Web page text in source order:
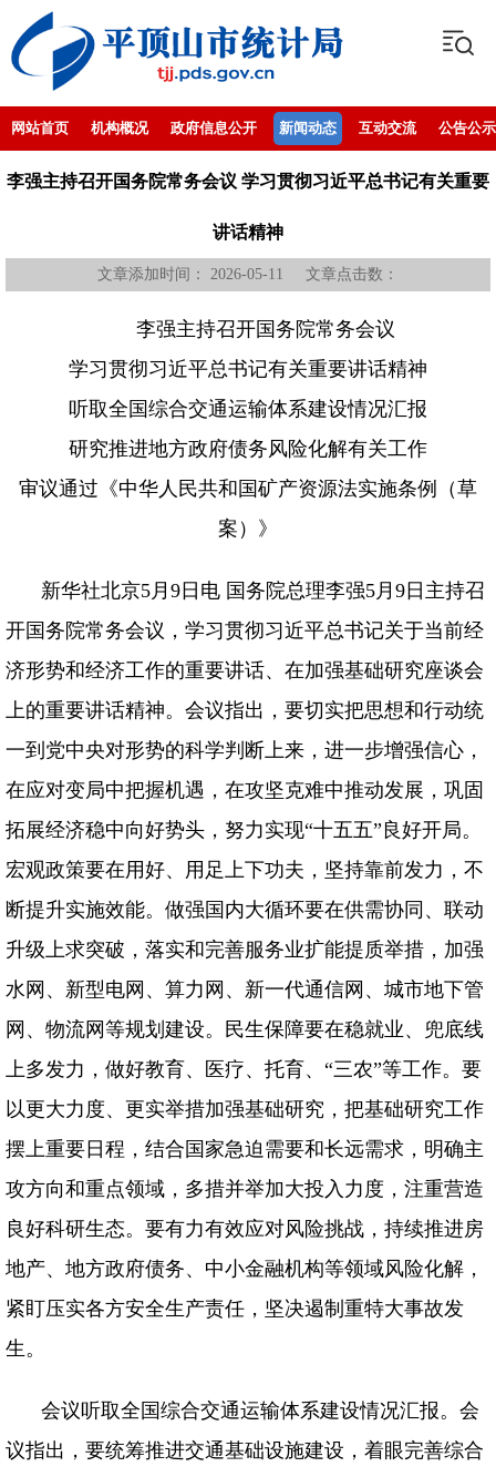
网站首页 机构概况 政府信息公开 新闻动态 互动交流 公告公示
李强主持召开国务院常务会议 学习贯彻习近平总书记有关重要
讲话精神
文章添加时间： 2026-05-11 文章点击数：
李强主持召开国务院常务会议
学习贯彻习近平总书记有关重要讲话精神
听取全国综合交通运输体系建设情况汇报
研究推进地方政府债务风险化解有关工作
审议通过《中华人民共和国矿产资源法实施条例（草
案）》
新华社北京5月9日电 国务院总理李强5月9日主持召
开国务院常务会议，学习贯彻习近平总书记关于当前经
济形势和经济工作的重要讲话、在加强基础研究座谈会
上的重要讲话精神。会议指出，要切实把思想和行动统
一到党中央对形势的科学判断上来，进一步增强信心，
在应对变局中把握机遇，在攻坚克难中推动发展，巩固
拓展经济稳中向好势头，努力实现“十五五”良好开局。
宏观政策要在用好、用足上下功夫，坚持靠前发力，不
断提升实施效能。做强国内大循环要在供需协同、联动
升级上求突破，落实和完善服务业扩能提质举措，加强
水网、新型电网、算力网、新一代通信网、城市地下管
网、物流网等规划建设。民生保障要在稳就业、兜底线
上多发力，做好教育、医疗、托育、“三农”等工作。要
以更大力度、更实举措加强基础研究，把基础研究工作
摆上重要日程，结合国家急迫需要和长远需求，明确主
攻方向和重点领域，多措并举加大投入力度，注重营造
良好科研生态。要有力有效应对风险挑战，持续推进房
地产、地方政府债务、中小金融机构等领域风险化解，
紧盯压实各方安全生产责任，坚决遏制重特大事故发
生。
会议听取全国综合交通运输体系建设情况汇报。会
议指出，要统筹推进交通基础设施建设，着眼完善综合